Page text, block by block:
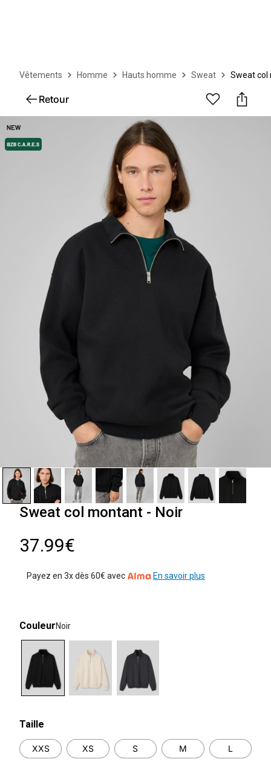
Vêtements Homme Hauts homme Sweat Sweat col
Retour
Sweat col montant - Noir
37.99€
Payez en 3x dès 60€ avec En savoir plus
CouleurNoir
Taille
XXS XS S M L